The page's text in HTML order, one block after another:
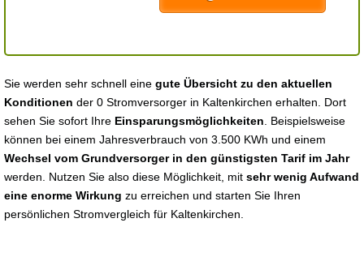
Sie werden sehr schnell eine gute Übersicht zu den aktuellen
Konditionen der 0 Stromversorger in Kaltenkirchen erhalten. Dort
sehen Sie sofort Ihre Einsparungsmöglichkeiten . Beispielsweise
können bei einem Jahresverbrauch von 3.500 KWh und einem
Wechsel vom Grundversorger in den günstigsten Tarif im Jahr
werden. Nutzen Sie also diese Möglichkeit, mit sehr wenig Aufwand
eine enorme Wirkung zu erreichen und starten Sie Ihren
persönlichen Stromvergleich für Kaltenkirchen.